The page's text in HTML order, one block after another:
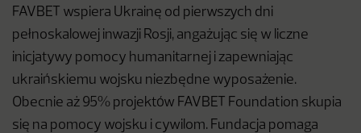
FAVBET wspiera Ukrainę od pierwszych dni
pełnoskalowej inwazji Rosji, angażując się w liczne
inicjatywy pomocy humanitarnej i zapewniając
ukraińskiemu wojsku niezbędne wyposażenie.
Obecnie aż 95% projektów FAVBET Foundation skupia
się na pomocy wojsku i cywilom. Fundacja pomaga